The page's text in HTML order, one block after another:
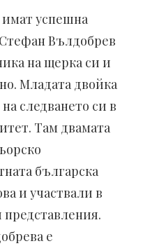
успешна
Вълдобрев
на щерка си и
Младата двойка
следването си в
Там двамата
българска
и участвали в
е